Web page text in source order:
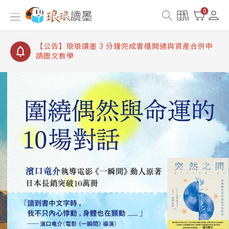
0
【公告】琅琅讀墨書櫃開通常見問題
【公告】琅琅讀墨 3 分鐘完成書櫃開通與資產合併申
【公告】琅琅書店服務升級重要說明及資產合併結果
查詢
【公告】琅琅讀墨數位閱讀資產合併與書櫃開通申請